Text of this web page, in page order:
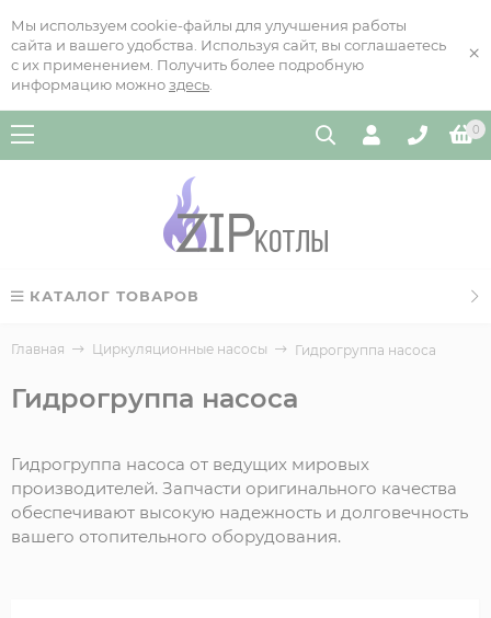
Мы используем cookie-файлы для улучшения работы
сайта и вашего удобства. Используя сайт, вы соглашаетесь
с их применением. Получить более подробную
информацию можно здесь
×
0
КАТАЛОГ ТОВАРОВ
Главная Циркуляционные насосы Гидрогруппа насоса
Гидрогруппа насоса
Гидрогруппа насоса от ведущих мировых
производителей. Запчасти оригинального качества
обеспечивают высокую надежность и долговечность
вашего отопительного оборудования.